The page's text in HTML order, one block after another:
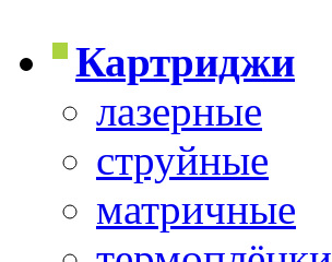
Картриджи
лазерные
струйные
матричные